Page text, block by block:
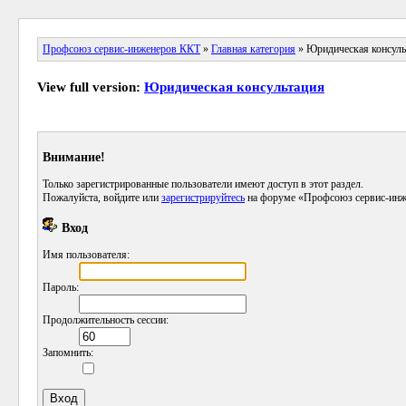
Профсоюз сервис-инженеров ККТ» Главная категория » Юридическая
View full version: Юридическая консультация
Внимание!
Только зарегистрированные пользователи имеют доступ в этот раздел.
Пожалуйста, войдите или зарегистрируйтесь на форуме «Профсоюз сервис-
Вход
Имя пользователя:
Пароль:
Продолжительность сессии:
Запомнить: